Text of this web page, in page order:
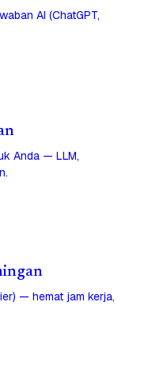
AI (ChatGPT,
Anda — LLM,
— hemat jam kerja,